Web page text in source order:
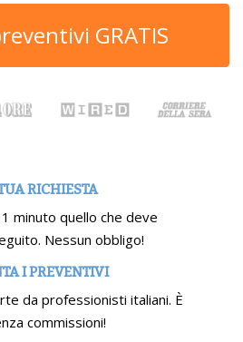
GRATIS
RICHIESTA
minuto quello che deve
Nessun obbligo!
I PREVENTIVI
da professionisti italiani. È
commissioni!